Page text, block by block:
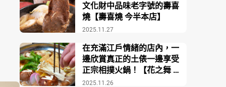
2025.11.27
文化財中品味老字號的壽喜
燒【壽喜燒 今半本店】
2025.11.26
在充滿江戶情緒的店內，一
邊欣賞真正的土俵一邊享受
正宗相撲火鍋！【花之舞 江
戶東京博物館前店】